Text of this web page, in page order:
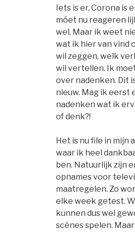
Iets is er, Corona is
móet nu reageren
wel. Maar ik weet
wat ik hier van vind
wil zeggen, welk
wil vertellen. Ik
over nadenken. Dit
nieuw. Mag ik eerst
nadenken wat ik
of denk?!
Het is nu file in mijn
waar ik heel
ben. Natuurlijk zijn
opnames voor
maatregelen. Zo
elke week getest.
kunnen dus wel
scènes spelen.